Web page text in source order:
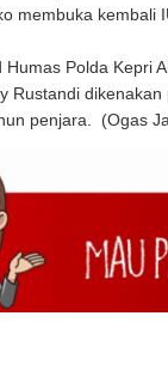
membuka kembali
Humas Polda Kepri
Rustandi
penjara. (Ogas